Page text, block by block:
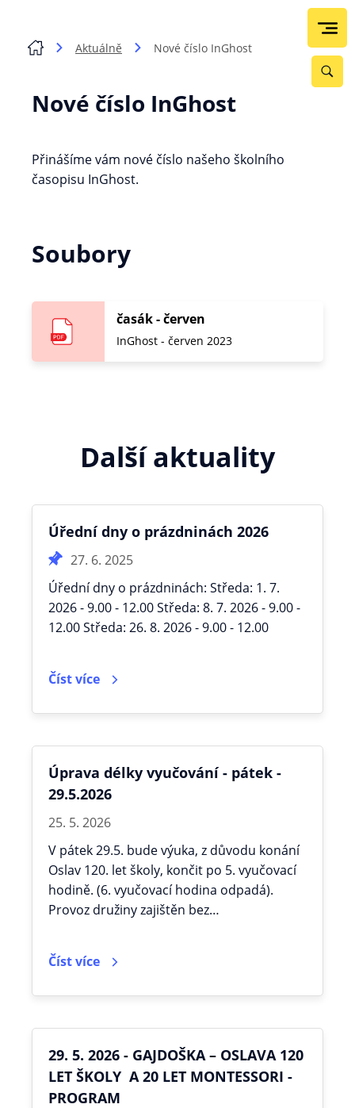
Aktuálně Nové číslo InGhost
Nové číslo InGhost
Přinášíme vám nové číslo našeho školního
časopisu InGhost.
Soubory
časák - červen
InGhost - červen 2023
Další aktuality
Úřední dny o prázdninách 2026
27. 6. 2025
Úřední dny o prázdninách: Středa: 1. 7.
2026 - 9.00 - 12.00 Středa: 8. 7. 2026 - 9.00 -
12.00 Středa: 26. 8. 2026 - 9.00 - 12.00
Číst více
Úprava délky vyučování - pátek -
29.5.2026
25. 5. 2026
V pátek 29.5. bude výuka, z důvodu konání
Oslav 120. let školy, končit po 5. vyučovací
hodině. (6. vyučovací hodina odpadá).
Provoz družiny zajištěn bez…
Číst více
29. 5. 2026 - GAJDOŠKA – OSLAVA 120
LET ŠKOLY A 20 LET MONTESSORI -
PROGRAM